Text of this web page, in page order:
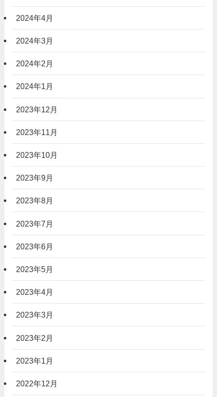
2024年4月
2024年3月
2024年2月
2024年1月
2023年12月
2023年11月
2023年10月
2023年9月
2023年8月
2023年7月
2023年6月
2023年5月
2023年4月
2023年3月
2023年2月
2023年1月
2022年12月